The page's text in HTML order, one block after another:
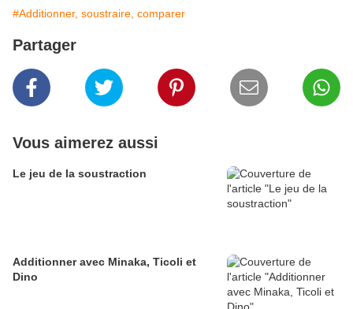
#Additionner, soustraire, comparer
Partager
Vous aimerez aussi
Le jeu de la soustraction
Additionner avec Minaka, Ticoli et
Dino